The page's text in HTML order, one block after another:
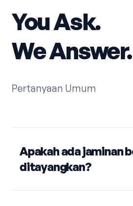
You Ask.
We Answer.
Pertanyaan Umum
Apakah ada jaminan
ditayangkan?